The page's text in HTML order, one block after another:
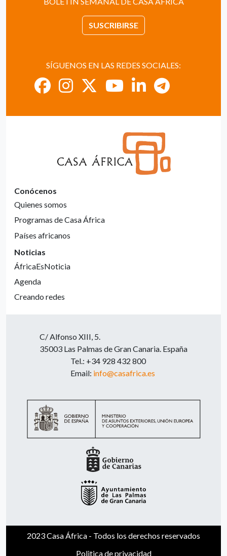
SUSCRIBIRSE
SÍGUENOS EN LAS REDES SOCIALES:
Conócenos
Quienes somos
Programas de Casa África
Países africanos
Noticias
ÁfricaEsNoticia
Agenda
Creando redes
C/ Alfonso XIII, 5.
35003 Las Palmas de Gran Canaria. España
Tel.: +34 928 432 800
Email: info@casafrica.es
2023 Casa África - Todos los derechos reservados
Politica de privacidad